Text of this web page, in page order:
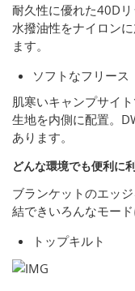
耐久性に優れた40D
水撥油性をナイロン
ます。
ソフトなフリース
肌寒いキャンプサイ
生地を内側に配置。
あります。
どんな環境でも便利に
ブランケットのエッ
結できいろんなモード
トップキルト